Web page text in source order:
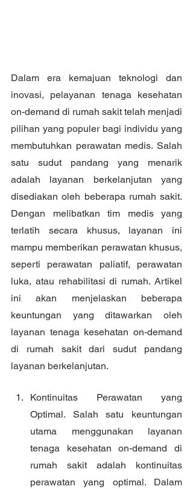
Dalam era kemajuan teknologi dan
inovasi, pelayanan tenaga kesehatan
on-demand di rumah sakit telah menjadi
pilihan yang populer bagi individu yang
membutuhkan perawatan medis. Salah
satu sudut pandang yang menarik
adalah layanan berkelanjutan yang
disediakan oleh beberapa rumah sakit.
Dengan melibatkan tim medis yang
terlatih secara khusus, layanan ini
mampu memberikan perawatan khusus,
seperti perawatan paliatif, perawatan
luka, atau rehabilitasi di rumah. Artikel
ini akan menjelaskan beberapa
keuntungan yang ditawarkan oleh
layanan tenaga kesehatan on-demand
di rumah sakit dari sudut pandang
layanan berkelanjutan.
Kontinuitas Perawatan yang
Optimal. Salah satu keuntungan
utama menggunakan layanan
tenaga kesehatan on-demand di
rumah sakit adalah kontinuitas
perawatan yang optimal. Dalam